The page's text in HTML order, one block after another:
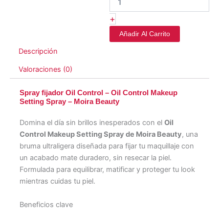
Oil
Control
Makeup
Setting
Spray
+
Añadir Al Carrito
Descripción
Valoraciones (0)
Spray fijador Oil Control – Oil Control Makeup
Setting Spray – Moira Beauty
Domina el día sin brillos inesperados con el Oil
Control Makeup Setting Spray de Moira Beauty, una
bruma ultraligera diseñada para fijar tu maquillaje con
un acabado mate duradero, sin resecar la piel.
Formulada para equilibrar, matificar y proteger tu look
mientras cuidas tu piel.
Beneficios clave